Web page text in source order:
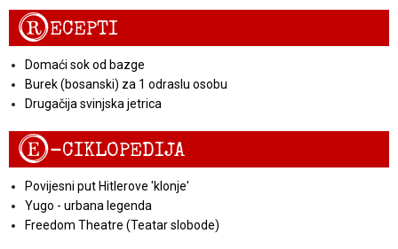
RECEPTI
Domaći sok od bazge
Burek (bosanski) za 1 odraslu osobu
Drugačija svinjska jetrica
E-CIKLOPEDIJA
Povijesni put Hitlerove 'klonje'
Yugo - urbana legenda
Freedom Theatre (Teatar slobode)